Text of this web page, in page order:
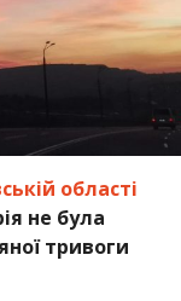
області
не була
тривоги